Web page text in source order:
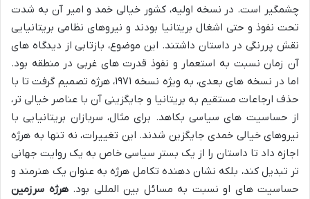
چشمگیر است. در نسخه اولیه، کشور خیالی خمد و امیر آن به شدت
تحت نفوذ و حتی اشغال بریتانیا بودند و نیروهای نظامی بریتانیایی
نقش پررنگی در داستان داشتند. این موضوع، بازتابی از دیدگاه های
آن زمان نسبت به استعمار و نفوذ قدرت های غربی در منطقه بود.
اما در نسخه های بعدی، به ویژه نسخه ۱۹۷۱، هرژه تصمیم گرفت تا با
حذف ارجاعات مستقیم به بریتانیا و جایگزینی آن با عناصر خیالی تر،
از حساسیت های سیاسی بکاهد. برای مثال، سربازان بریتانیایی با
نیروهای خیالی خمدی جایگزین شدند. این تغییرات، نه تنها به هرژه
اجازه داد تا داستان را از یک بستر سیاسی خاص به یک روایت جهانی
تر تبدیل کند، بلکه نشان دهنده تکامل هرژه به عنوان یک هنرمند و
حساسیت های او نسبت به مسائل بین المللی بود.هرژه سرزمین